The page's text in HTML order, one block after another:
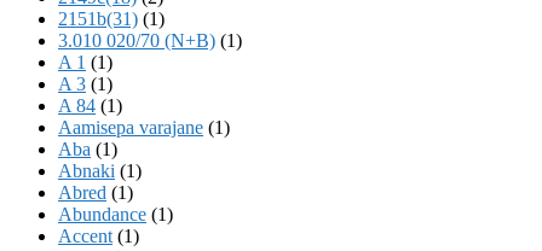
2151b(31) (1)
3.010 020/70 (N+B) (1)
A 1 (1)
A 3 (1)
A 84 (1)
Aamisepa varajane (1)
Aba (1)
Abnaki (1)
Abred (1)
Abundance (1)
Accent (1)